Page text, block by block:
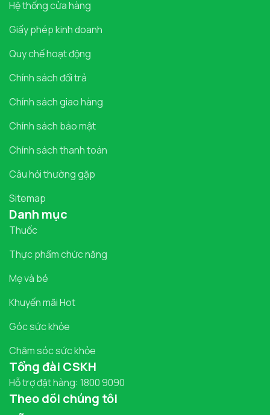
Hệ thống cửa hàng
Giấy phép kinh doanh
Quy chế hoạt động
Chính sách đổi trả
Chính sách giao hàng
Chính sách bảo mật
Chính sách thanh toán
Câu hỏi thường gặp
Sitemap
Danh mục
Thuốc
Thực phẩm chức năng
Mẹ và bé
Khuyến mãi Hot
Góc sức khỏe
Chăm sóc sức khỏe
Tổng đài CSKH
Hỗ trợ đặt hàng: 1800 9090
Theo dõi chúng tôi